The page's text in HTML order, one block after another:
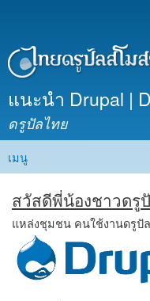
เนื้อ
แนะนำ Drupal |
ดรูปัลไทย
Main menu
เมนู
สวัสดีพี่น้องชาวดรู
แหล่งชุมชน คนใช้งานดรูปัล